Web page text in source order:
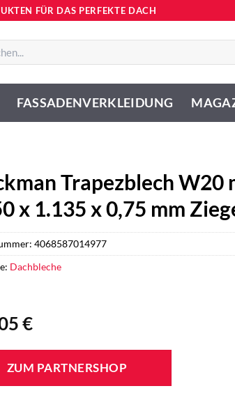
FÜR DAS PERFEKTE DACH
FASSADENVERKLEIDUNG
Trapezblech
x 1.135 x 0,75 mm
€
ZUM PARTNERSHOP
4068587014977
Dachbleche